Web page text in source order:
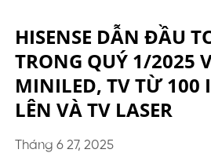
HISENSE DẪN ĐẦU
TRONG QUÝ 1/2025
MINILED, TV TỪ 100
LÊN VÀ TV LASER
Tháng 6 27, 2025